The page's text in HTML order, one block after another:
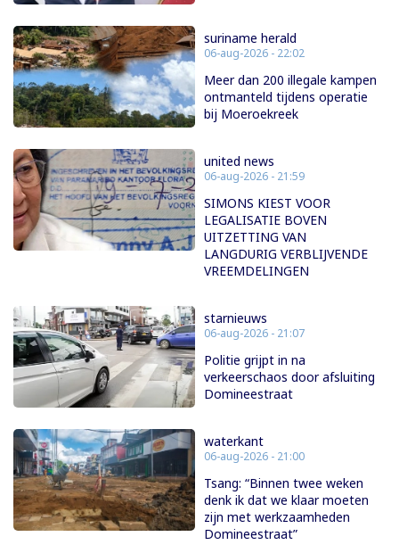
suriname herald
06-aug-2026 - 22:02
Meer dan 200 illegale kampen
ontmanteld tijdens operatie
bij Moeroekreek
united news
06-aug-2026 - 21:59
SIMONS KIEST VOOR
LEGALISATIE BOVEN
UITZETTING VAN
LANGDURIG VERBLIJVENDE
VREEMDELINGEN
starnieuws
06-aug-2026 - 21:07
Politie grijpt in na
verkeerschaos door afsluiting
Domineestraat
waterkant
06-aug-2026 - 21:00
Tsang: “Binnen twee weken
denk ik dat we klaar moeten
zijn met werkzaamheden
Domineestraat”